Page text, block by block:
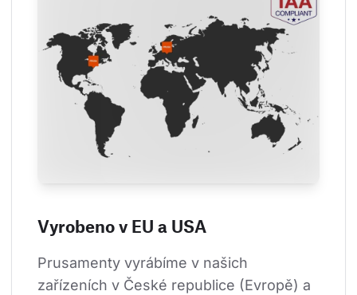
Vyrobeno v EU a USA
Prusamenty vyrábíme v našich
zařízeních v České republice (Evropě) a